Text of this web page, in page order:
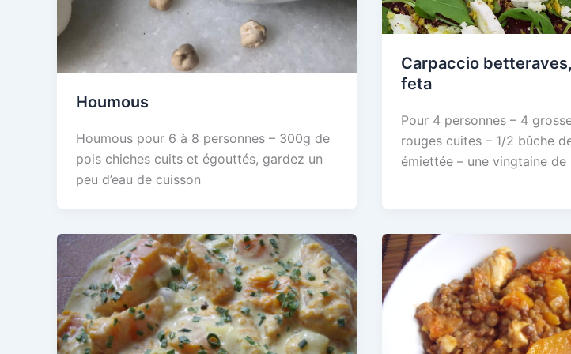
Houmous
Houmous pour 6 à 8 personnes – 300g de
pois chiches cuits et égouttés, gardez un
peu d’eau de cuisson
Carpaccio
feta
Pour 4 personnes – 4
rouges cuites – 1/2 bûche
émiettée – une vingtaine de